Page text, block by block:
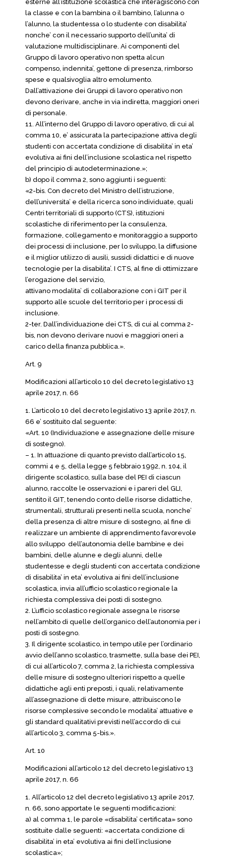
esterne all’istituzione scolastica che interagiscono con
la classe e con la bambina o il bambino, l’alunna o
l’alunno, la studentessa o lo studente con disabilita’
nonche’ con il necessario supporto dell’unita’ di
valutazione multidisciplinare. Ai componenti del
Gruppo di lavoro operativo non spetta alcun
compenso, indennita’, gettone di presenza, rimborso
spese e qualsivoglia altro emolumento.
Dall’attivazione dei Gruppi di lavoro operativo non
devono derivare, anche in via indiretta, maggiori oneri
di personale.
11. All’interno del Gruppo di lavoro operativo, di cui al
comma 10, e’ assicurata la partecipazione attiva degli
studenti con accertata condizione di disabilita’ in eta’
evolutiva ai fini dell’inclusione scolastica nel rispetto
del principio di autodeterminazione.»;
b) dopo il comma 2, sono aggiunti i seguenti:
«2-bis. Con decreto del Ministro dell’istruzione,
dell’universita’ e della ricerca sono individuate, quali
Centri territoriali di supporto (CTS), istituzioni
scolastiche di riferimento per la consulenza,
formazione, collegamento e monitoraggio a supporto
dei processi di inclusione, per lo sviluppo, la diffusione
e il miglior utilizzo di ausili, sussidi didattici e di nuove
tecnologie per la disabilita’. I CTS, al fine di ottimizzare
l’erogazione del servizio,
attivano modalita’ di collaborazione con i GIT per il
supporto alle scuole del territorio per i processi di
inclusione.
2-ter. Dall’individuazione dei CTS, di cui al comma 2-
bis, non devono derivare nuovi e maggiori oneri a
carico della finanza pubblica.».
Art. 9
Modificazioni all’articolo 10 del decreto legislativo 13
aprile 2017, n. 66
1. L’articolo 10 del decreto legislativo 13 aprile 2017, n.
66 e’ sostituito dal seguente:
«Art. 10 (Individuazione e assegnazione delle misure
di sostegno).
– 1. In attuazione di quanto previsto dall’articolo 15,
commi 4 e 5, della legge 5 febbraio 1992, n. 104, il
dirigente scolastico, sulla base del PEI di ciascun
alunno, raccolte le osservazioni e i pareri del GLI,
sentito il GIT, tenendo conto delle risorse didattiche,
strumentali, strutturali presenti nella scuola, nonche’
della presenza di altre misure di sostegno, al fine di
realizzare un ambiente di apprendimento favorevole
allo sviluppo dell’autonomia delle bambine e dei
bambini, delle alunne e degli alunni, delle
studentesse e degli studenti con accertata condizione
di disabilita’ in eta’ evolutiva ai fini dell’inclusione
scolastica, invia all’ufficio scolastico regionale la
richiesta complessiva dei posti di sostegno.
2. L’ufficio scolastico regionale assegna le risorse
nell’ambito di quelle dell’organico dell’autonomia per i
posti di sostegno.
3. Il dirigente scolastico, in tempo utile per l’ordinario
avvio dell’anno scolastico, trasmette, sulla base dei PEI,
di cui all’articolo 7, comma 2, la richiesta complessiva
delle misure di sostegno ulteriori rispetto a quelle
didattiche agli enti preposti, i quali, relativamente
all’assegnazione di dette misure, attribuiscono le
risorse complessive secondo le modalita’ attuative e
gli standard qualitativi previsti nell’accordo di cui
all’articolo 3, comma 5-bis.».
Art. 10
Modificazioni all’articolo 12 del decreto legislativo 13
aprile 2017, n. 66
1. All’articolo 12 del decreto legislativo 13 aprile 2017,
n. 66, sono apportate le seguenti modificazioni:
a) al comma 1, le parole «disabilita’ certificata» sono
sostituite dalle seguenti: «accertata condizione di
disabilita’ in eta’ evolutiva ai fini dell’inclusione
scolastica»;